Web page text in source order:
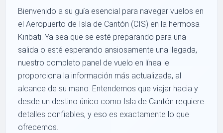
Bienvenido a su guía esencial para navegar vuelos en
el Aeropuerto de Isla de Cantón (CIS) en la hermosa
Kiribati. Ya sea que se esté preparando para una
salida o esté esperando ansiosamente una llegada,
nuestro completo panel de vuelo en línea le
proporciona la información más actualizada, al
alcance de su mano. Entendemos que viajar hacia y
desde un destino único como Isla de Cantón requiere
detalles confiables, y eso es exactamente lo que
ofrecemos.